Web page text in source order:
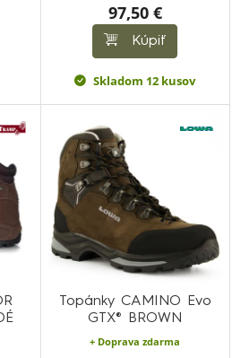
97,50 €
Kúpiť
Skladom 12 kusov
Topánky CAMINO Evo
GTX® BROWN
+ Doprava zdarma